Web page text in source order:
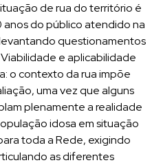
de rua do território é
do público atendido na
questionamentos
e aplicabilidade
o contexto da rua impõe
uma vez que alguns
plenamente a realidade
idosa em situação
toda a Rede, exigindo
as diferentes